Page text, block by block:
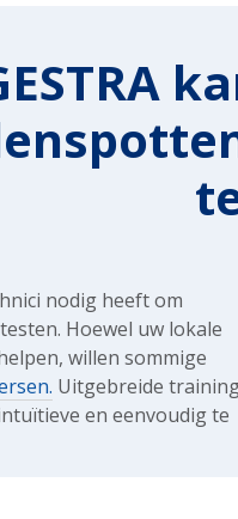
nodig heeft om
Hoewel uw lokale
willen sommige
Uitgebreide
en eenvoudig te
energieverbruik en de veiligheid van uw installatie